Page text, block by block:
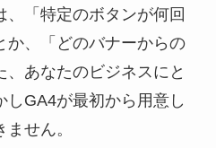
、「特定のボタンが何回
か、「どのバナーからの
、あなたのビジネスにと
しGA4が最初から用意し
せん。